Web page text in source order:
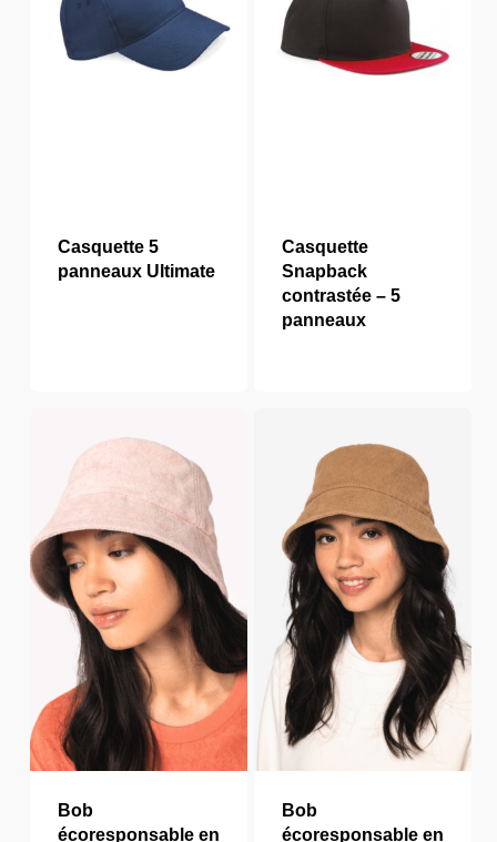
Casquette 5
panneaux Ultimate
Casquette
Snapback
contrastée – 5
panneaux
Bob
écoresponsable en
Bob
écoresponsable en